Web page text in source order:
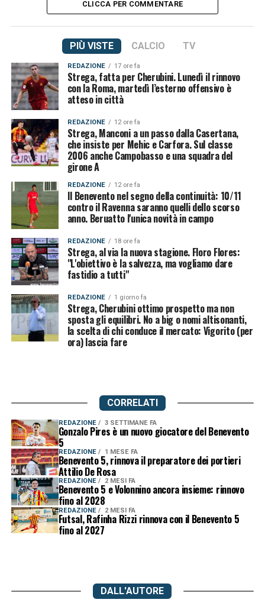
CLICCA PER COMMENTARE
PIÙ VISTE CALCIO TV
REDAZIONE 17 ore fa
Strega, fatta per Cherubini. Lunedì il rinnovo
con la Roma, martedì l’esterno offensivo è
atteso in città
REDAZIONE 12 ore fa
Strega, Manconi a un passo dalla Casertana,
che insiste per Mehic e Carfora. Sul classe
2006 anche Campobasso e una squadra del
girone A
REDAZIONE 12 ore fa
Il Benevento nel segno della continuità: 10/11
contro il Ravenna saranno quelli dello scorso
anno. Beruatto l'unica novità in campo
REDAZIONE 18 ore fa
Strega, al via la nuova stagione. Floro Flores:
"L'obiettivo è la salvezza, ma vogliamo dare
fastidio a tutti"
REDAZIONE 1 giorno fa
Strega, Cherubini ottimo prospetto ma non
sposta gli equilibri. No a big o nomi altisonanti,
la scelta di chi conduce il mercato: Vigorito (per
ora) lascia fare
CORRELATI
REDAZIONE 3 SETTIMANE FA
Gonzalo Pires è un nuovo giocatore del Benevento
5
REDAZIONE 1 MESE FA
Benevento 5, rinnova il preparatore dei portieri
Attilio De Rosa
REDAZIONE 2 MESI FA
Benevento 5 e Volonnino ancora insieme: rinnovo
fino al 2028
REDAZIONE 2 MESI FA
Futsal, Rafinha Rizzi rinnova con il Benevento 5
fino al 2027
DALL'AUTORE